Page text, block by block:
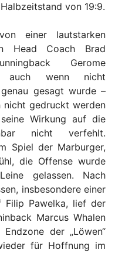
von 19:9.
einer lautstarken
Head Coach Brad
Gerome
auch wenn nicht
gesagt wurde –
nicht gedruckt werden
Wirkung auf die
nicht verfehlt.
Spiel der Marburger,
die Offense wurde
gelassen. Nach
insbesondere einer
Filip Pawelka, lief der
Marcus Whalen
der „Löwen“
für Hoffnung im